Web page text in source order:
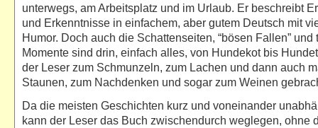
unterwegs, am Arbeitsplatz und im Urlaub. Er beschreibt
und Erkenntnisse in einfachem, aber gutem Deutsch mit
Humor. Doch auch die Schattenseiten, “bösen Fallen” und
Momente sind drin, einfach alles, von Hundekot bis
der Leser zum Schmunzeln, zum Lachen und dann auch
Staunen, zum Nachdenken und sogar zum Weinen
Da die meisten Geschichten kurz und voneinander
kann der Leser das Buch zwischendurch weglegen, ohne